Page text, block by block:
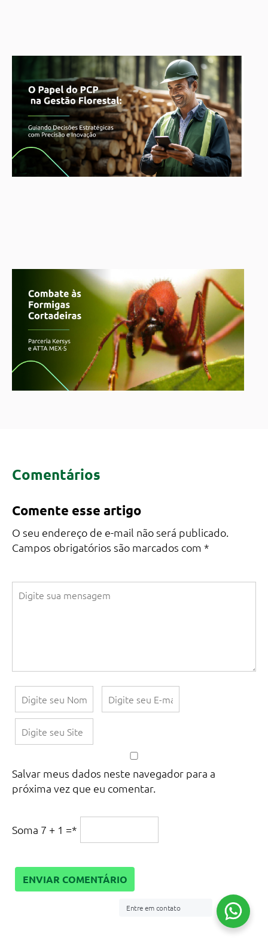
Comentários
Comente esse artigo
O seu endereço de e-mail não será publicado.
Campos obrigatórios são marcados com *
Salvar meus dados neste navegador para a
próxima vez que eu comentar.
Soma 7 + 1 =*
Entre em contato